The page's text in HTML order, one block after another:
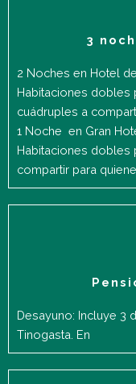
3
2 Noches en Hotel
Habitaciones dobles
cuádruples a
1 Noche en Gran
Habitaciones dobles
compartir para
Desayuno: Incluye 3
Tinogasta. En